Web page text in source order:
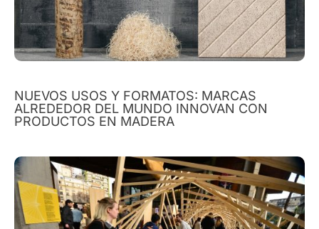
NUEVOS USOS Y FORMATOS: MARCAS
ALREDEDOR DEL MUNDO INNOVAN CON
PRODUCTOS EN MADERA